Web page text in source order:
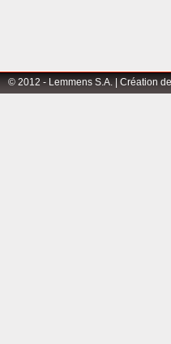
© 2012 - Lemmens S.A. | Création